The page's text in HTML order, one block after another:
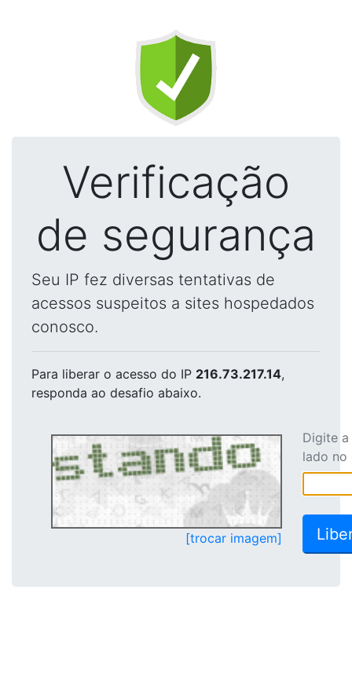
Verificação
de segurança
Seu IP fez diversas tentativas de
acessos suspeitos a sites hospedados
conosco.
Para liberar o acesso do IP 216.73.217.14,
responda ao desafio abaixo.
[trocar imagem]
Digite
lado no